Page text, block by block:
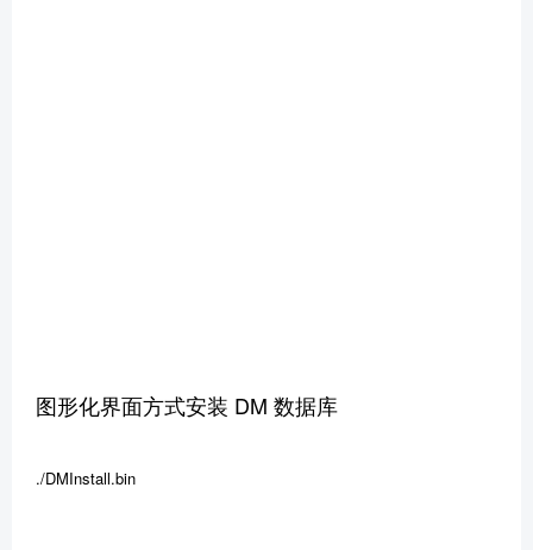
图形化界面方式安装 DM 数据库
./DMInstall.bin